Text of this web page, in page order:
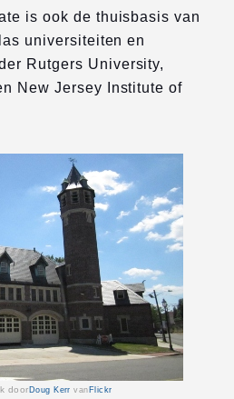
is ook de thuisbasis van
universiteiten en
Rutgers University,
New Jersey Institute of
door Doug Kerr van Flickr